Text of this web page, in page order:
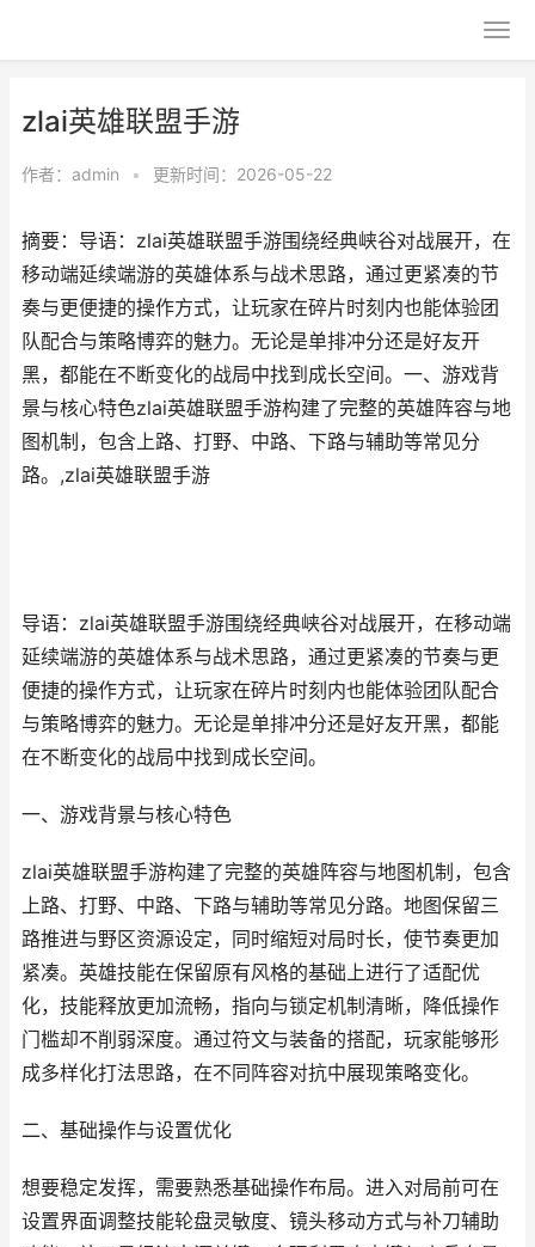
zlai英雄联盟手游
作者： admin • 更新时间：2026-05-22
摘要：导语：zlai英雄联盟手游围绕经典峡谷对战展开，在
移动端延续端游的英雄体系与战术思路，通过更紧凑的节
奏与更便捷的操作方式，让玩家在碎片时刻内也能体验团
队配合与策略博弈的魅力。无论是单排冲分还是好友开
黑，都能在不断变化的战局中找到成长空间。一、游戏背
景与核心特色zlai英雄联盟手游构建了完整的英雄阵容与地
图机制，包含上路、打野、中路、下路与辅助等常见分
路。,zlai英雄联盟手游
导语：zlai英雄联盟手游围绕经典峡谷对战展开，在移动端
延续端游的英雄体系与战术思路，通过更紧凑的节奏与更
便捷的操作方式，让玩家在碎片时刻内也能体验团队配合
与策略博弈的魅力。无论是单排冲分还是好友开黑，都能
在不断变化的战局中找到成长空间。
一、游戏背景与核心特色
zlai英雄联盟手游构建了完整的英雄阵容与地图机制，包含
上路、打野、中路、下路与辅助等常见分路。地图保留三
路推进与野区资源设定，同时缩短对局时长，使节奏更加
紧凑。英雄技能在保留原有风格的基础上进行了适配优
化，技能释放更加流畅，指向与锁定机制清晰，降低操作
门槛却不削弱深度。通过符文与装备的搭配，玩家能够形
成多样化打法思路，在不同阵容对抗中展现策略变化。
二、基础操作与设置优化
想要稳定发挥，需要熟悉基础操作布局。进入对局前可在
设置界面调整技能轮盘灵敏度、镜头移动方式与补刀辅助